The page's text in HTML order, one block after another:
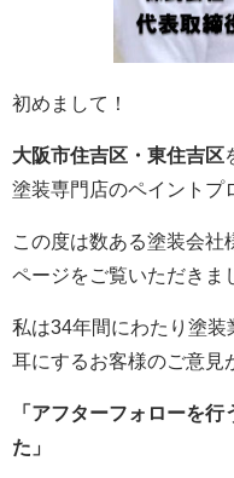
初めまして！
大阪市住吉区・東住吉区
塗装専門店のペイントプ
この度は数ある塗装会社
ページをご覧いただきま
私は34年間にわたり塗装
耳にするお客様のご意見
「アフターフォローを
た」